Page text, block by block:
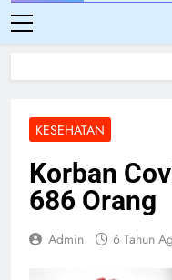
KESEHATAN
Korban
686 Orang
Admin 6 Tahun